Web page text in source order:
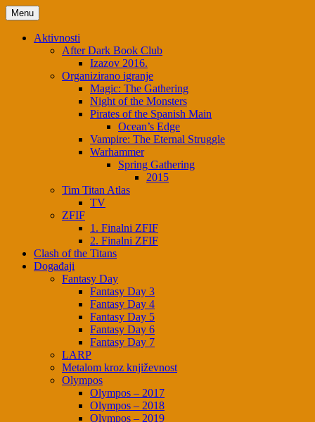
Skip
to
content
Menu
Aktivnosti
After Dark Book Club
Izazov 2016.
Organizirano igranje
Magic: The Gathering
Night of the Monsters
Pirates of the Spanish Main
Ocean’s Edge
Vampire: The Eternal Struggle
Warhammer
Spring Gathering
2015
Tim Titan Atlas
TV
ZFIF
1. Finalni ZFIF
2. Finalni ZFIF
Clash of the Titans
Događaji
Fantasy Day
Fantasy Day 3
Fantasy Day 4
Fantasy Day 5
Fantasy Day 6
Fantasy Day 7
LARP
Metalom kroz književnost
Olympos
Olympos – 2017
Olympos – 2018
Olympos – 2019